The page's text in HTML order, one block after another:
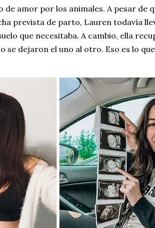
amor por los animales. A pesar de
prevista de parto, Lauren todavía
que necesitaba. A cambio, ella
se dejaron el uno al otro. Eso es lo